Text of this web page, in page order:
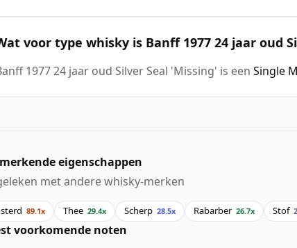
voor type whisky is Banff 1977 24 jaar oud
1977 24 jaar oud Silver Seal 'Missing' is een Single
eigenschappen
met andere whisky-merken
89.1x Thee 29.4x Scherp 28.5x Rabarber 26.7x Stof
voorkomende noten